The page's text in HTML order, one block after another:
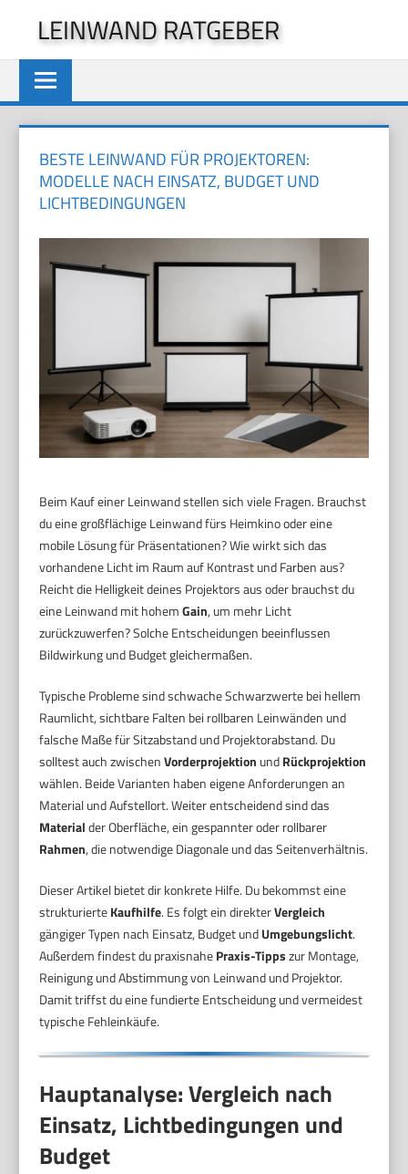
springen
LEINWAND RATGEBER
BESTE LEINWAND FÜR PROJEKTOREN:
MODELLE NACH EINSATZ, BUDGET UND
LICHTBEDINGUNGEN
Beim Kauf einer Leinwand stellen sich viele Fragen. Brauchst
du eine großflächige Leinwand fürs Heimkino oder eine
mobile Lösung für Präsentationen? Wie wirkt sich das
vorhandene Licht im Raum auf Kontrast und Farben aus?
Reicht die Helligkeit deines Projektors aus oder brauchst du
eine Leinwand mit hohemGain, um mehr Licht
zurückzuwerfen? Solche Entscheidungen beeinflussen
Bildwirkung und Budget gleichermaßen.
Typische Probleme sind schwache Schwarzwerte bei hellem
Raumlicht, sichtbare Falten bei rollbaren Leinwänden und
falsche Maße für Sitzabstand und Projektorabstand. Du
solltest auch zwischenVorderprojektion undRückprojektion
wählen. Beide Varianten haben eigene Anforderungen an
Material und Aufstellort. Weiter entscheidend sind das
Materialder Oberfläche, ein gespannter oder rollbarer
Rahmen, die notwendige Diagonale und das Seitenverhältnis.
Dieser Artikel bietet dir konkrete Hilfe. Du bekommst eine
strukturierteKaufhilfe. Es folgt ein direkterVergleich
gängiger Typen nach Einsatz, Budget undUmgebungslicht.
Außerdem findest du praxisnahePraxis-Tippszur Montage,
Reinigung und Abstimmung von Leinwand und Projektor.
Damit triffst du eine fundierte Entscheidung und vermeidest
typische Fehleinkäufe.
Hauptanalyse: Vergleich nach
Einsatz, Lichtbedingungen und
Budget